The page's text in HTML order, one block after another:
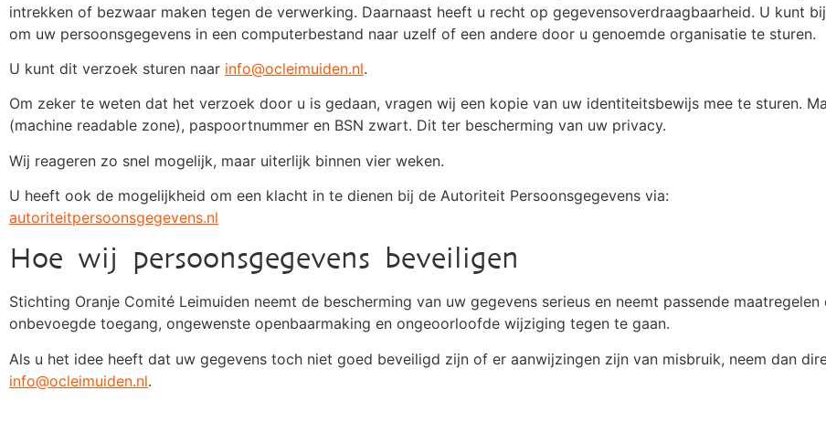
intrekken of bezwaar maken tegen de verwerking. Daarnaast heeft u recht op gegevensoverdraagbaarheid. U kunt
om uw persoonsgegevens in een computerbestand naar uzelf of een andere door u genoemde organisatie te sturen.
U kunt dit verzoek sturen naar info@ocleimuiden.nl.
Om zeker te weten dat het verzoek door u is gedaan, vragen wij een kopie van uw identiteitsbewijs mee te sturen.
(machine readable zone), paspoortnummer en BSN zwart. Dit ter bescherming van uw privacy.
Wij reageren zo snel mogelijk, maar uiterlijk binnen vier weken.
U heeft ook de mogelijkheid om een klacht in te dienen bij de Autoriteit Persoonsgegevens via:
autoriteitpersoonsgegevens.nl
Hoe wij persoonsgegevens beveiligen
Stichting Oranje Comité Leimuiden neemt de bescherming van uw gegevens serieus en neemt passende
onbevoegde toegang, ongewenste openbaarmaking en ongeoorloofde wijziging tegen te gaan.
Als u het idee heeft dat uw gegevens toch niet goed beveiligd zijn of er aanwijzingen zijn van misbruik, neem dan
info@ocleimuiden.nl.